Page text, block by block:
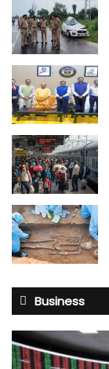
Business